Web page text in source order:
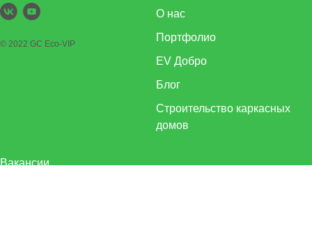
© 2022 GC Eco-VIP
О нас
Портфолио
EV Добро
Блог
Строительство каркасных
домов
Вакансии